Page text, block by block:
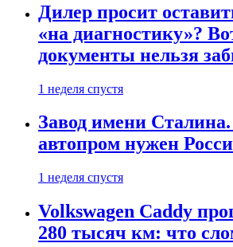
Дилер просит
«на диагностику»?
документы нельзя
1 неделя спустя
Завод имени
автопром нужен
1 неделя спустя
Volkswagen Caddy
280 тысяч км: что